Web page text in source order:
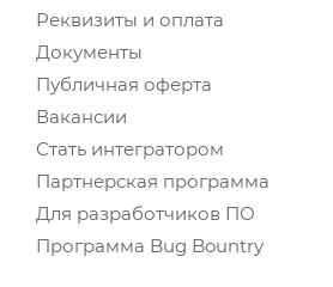
Реквизиты и оплата
Документы
Публичная оферта
Вакансии
Стать интегратором
Партнерская программа
Для разработчиков ПО
Программа Bug Bountry